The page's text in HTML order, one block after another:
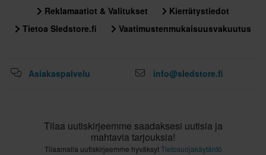
Reklamaatiot & Valitukset
Kierrätystiedot
Tietoa Sledstore.fi
Vaatimustenmukaisuusvakuutus
Asiakaspalvelu info@sledstore.fi
Tilaa uutiskirjeemme saadaksesi uutisia ja
mahtavia tarjouksia!
Tilaamalla uutiskirjeemme hyväksytTietosuojakäytäntö